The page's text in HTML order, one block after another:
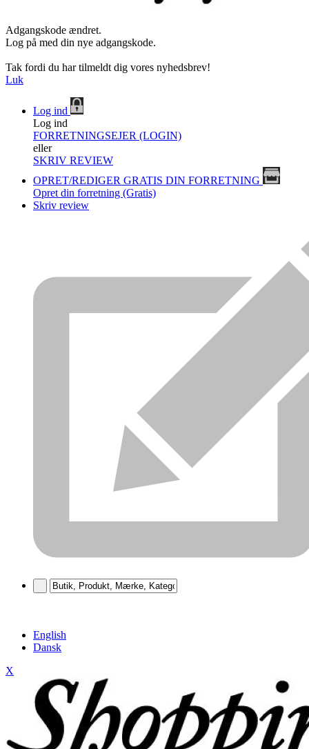
Adgangskode ændret.
Log på med din nye adgangskode.
Tak fordi du har tilmeldt dig vores nyhedsbrev!
Luk
Log ind
Log ind
FORRETNINGSEJER (LOGIN)
eller
SKRIV REVIEW
OPRET/REDIGER GRATIS DIN FORRETNING
Opret din forretning (Gratis)
Skriv review
English
Dansk
X